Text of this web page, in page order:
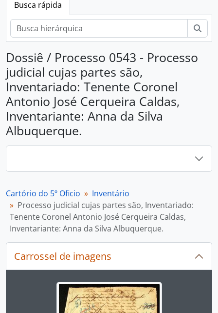
Busca rápida
Dossiê / Processo 0543 - Processo
judicial cujas partes são,
Inventariado: Tenente Coronel
Antonio José Cerqueira Caldas,
Inventariante: Anna da Silva
Albuquerque.
Cartório do 5º Oficio
Inventário
Processo judicial cujas partes são, Inventariado:
Tenente Coronel Antonio José Cerqueira Caldas,
Inventariante: Anna da Silva Albuquerque.
Carrossel de imagens
Ao alterar o slide atual deste carrossel, o título